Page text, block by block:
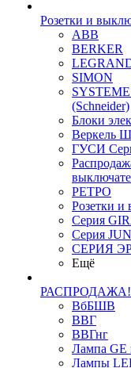
Розетки и
ABB
BERKER
SIMON
(Schneider)
Блоки
Веркель
ГУСИ
РЕТРО
Розетки
Серия
Серия
СЕРИЯ
Ещё
ВбБШВ
ВВГ
ВВГнг
Лампа GE
Лампы